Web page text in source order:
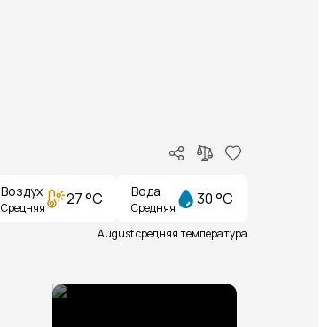
Воздух
Средняя 27 °C Вода
Средняя 30 °C
August средняя температура